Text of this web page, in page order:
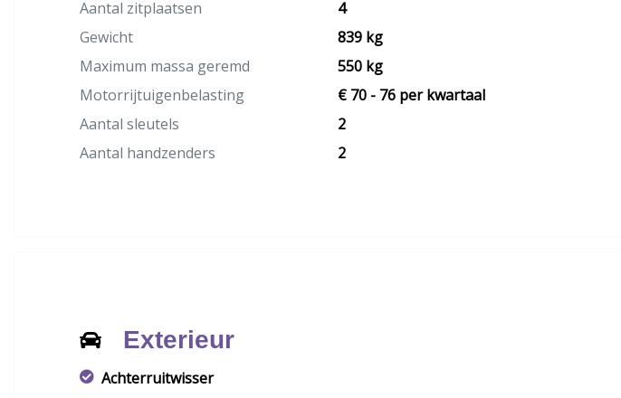
Aantal zitplaatsen
4
Gewicht
839 kg
Maximum massa geremd
550 kg
Motorrijtuigenbelasting
€ 70 - 76 per kwartaal
Aantal sleutels
2
Aantal handzenders
2
Exterieur
Achterruitwisser